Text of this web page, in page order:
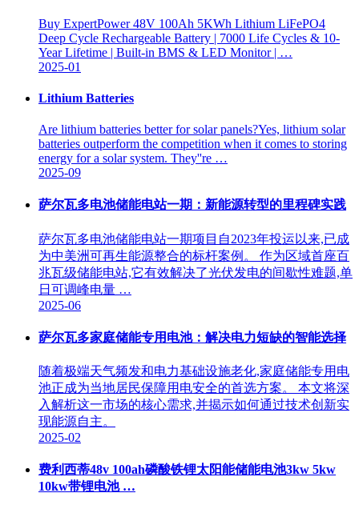
Buy ExpertPower 48V 100Ah 5KWh Lithium LiFePO4
Deep Cycle Rechargeable Battery | 7000 Life Cycles & 10-
Year Lifetime | Built-in BMS & LED Monitor | …
2025-01
Lithium Batteries
Are lithium batteries better for solar panels?Yes, lithium solar
batteries outperform the competition when it comes to storing
energy for a solar system. They''re …
2025-09
萨尔瓦多电池储能电站一期：新能源转型的里程碑实践
萨尔瓦多电池储能电站一期项目自2023年投运以来,已成
为中美洲可再生能源整合的标杆案例。 作为区域首座百
兆瓦级储能电站,它有效解决了光伏发电的间歇性难题,单
日可调峰电量 …
2025-06
萨尔瓦多家庭储能专用电池：解决电力短缺的智能选择
随着极端天气频发和电力基础设施老化,家庭储能专用电
池正成为当地居民保障用电安全的首选方案。 本文将深
入解析这一市场的核心需求,并揭示如何通过技术创新实
现能源自主。
2025-02
费利西蒂48v 100ah磷酸铁锂太阳能储能电池3kw 5kw
10kw带锂电池 …